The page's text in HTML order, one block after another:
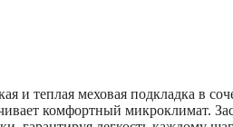
теплая меховая подкладка в
комфортный микроклимат.